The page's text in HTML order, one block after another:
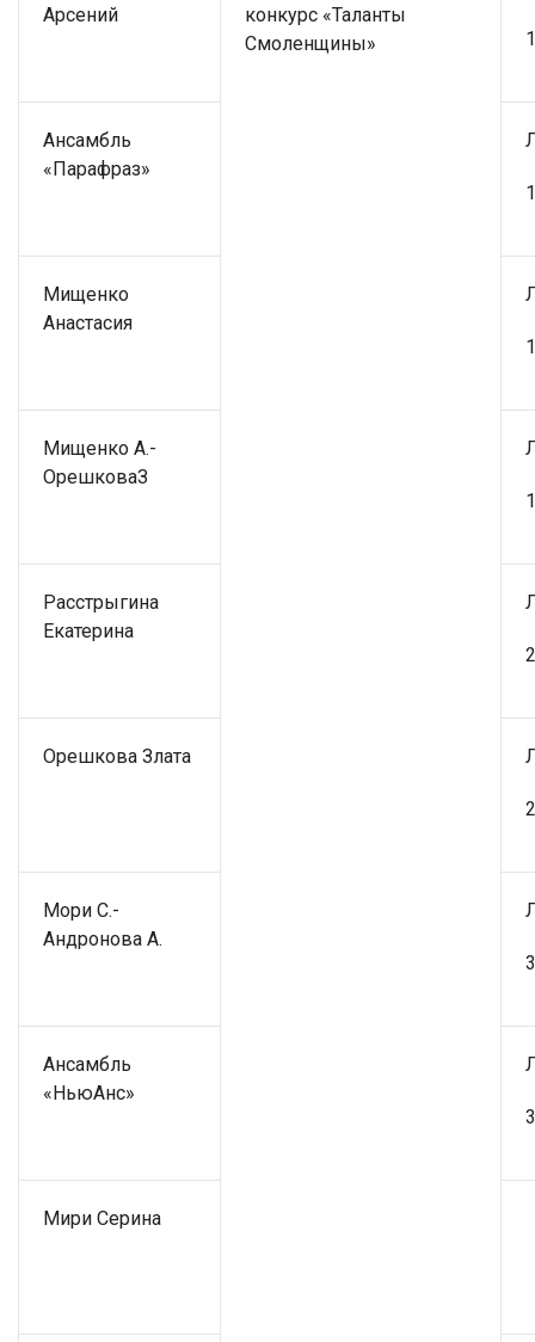
Арсений
конкурс «Таланты
Смоленщины»
Ансамбль
«Парафраз»
Мищенко
Анастасия
Мищенко А.-
ОрешковаЗ
Расстрыгина
Екатерина
Орешкова Злата
Мори С.-
Андронова А.
Ансамбль
«НьюАнс»
Мири Серина